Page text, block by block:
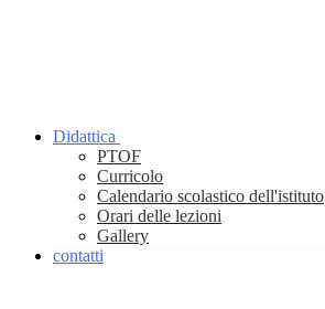
Didattica
PTOF
Curricolo
Calendario scolastico dell'istituto
Orari delle lezioni
Gallery
contatti